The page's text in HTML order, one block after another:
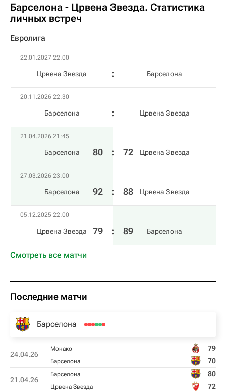
Барселона - Црвена Звезда. Статистика
личных встреч
Евролига
22.01.2027 22:00
Црвена Звезда Барселона
20.11.2026 22:30
Барселона Црвена Звезда
21.04.2026 21:45
Барселона 80 : 72 Црвена Звезда
27.03.2026 23:00
Барселона 92 : 88 Црвена Звезда
05.12.2025 22:00
Црвена Звезда 79 : 89 Барселона
Смотреть все матчи
Последние матчи
Барселона
24.04.26
Монако 79
Барселона 70
21.04.26
Барселона 80
Црвена Звезда 72